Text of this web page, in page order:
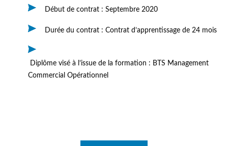
Début de contrat : Septembre 2020
Durée du contrat : Contrat d’apprentissage de 24 mois
Diplôme visé à l’issue de la formation : BTS Management
Commercial Opérationnel